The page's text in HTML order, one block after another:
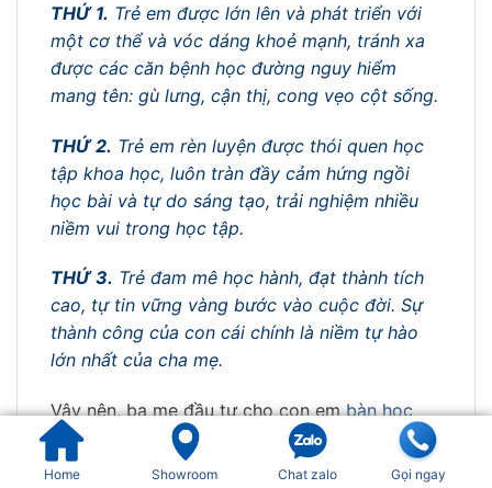
THỨ 1. Trẻ em được lớn lên và phát triển với
một cơ thể và vóc dáng khoẻ mạnh, tránh xa
được các căn bệnh học đường nguy hiểm
mang tên: gù lưng, cận thị, cong vẹo cột sống.
THỨ 2. Trẻ em rèn luyện được thói quen học
tập khoa học, luôn tràn đầy cảm hứng ngồi
học bài và tự do sáng tạo, trải nghiệm nhiều
niềm vui trong học tập.
THỨ 3. Trẻ đam mê học hành, đạt thành tích
cao, tự tin vững vàng bước vào cuộc đời. Sự
thành công của con cái chính là niềm tự hào
lớn nhất của cha mẹ.
Vậy nên, ba mẹ đầu tư cho con embàn học
chống gù
ngay từ hôm nay chính là đầu tư
tương lai của các bé!
Quý khách
vui lòng liên
Home Showroom Chat zalo Gọi ngay